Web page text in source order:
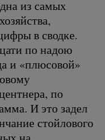
из самых
в сводке.
по надою
и «плюсовой»
по
И это задел
стойлового